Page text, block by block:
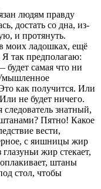
людям правду
достать со дна, из-
и протянуть.
моих ладошках, ещё
так предполагаю:
самая что ни
как получится. Или
не будет ничего.
следователь знатный,
Пятно! Какое
вести,
с яишницы жир
жир стекает,
штаны
стол, чтобы